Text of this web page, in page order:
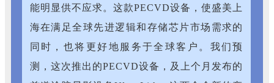
能明显供不应求。这款PECVD设备，使盛美上
海在满足全球先进逻辑和存储芯片市场需求的
同时，也将更好地服务于全球客户。我们预
测，这次推出的PECVD设备，及上个月发布的